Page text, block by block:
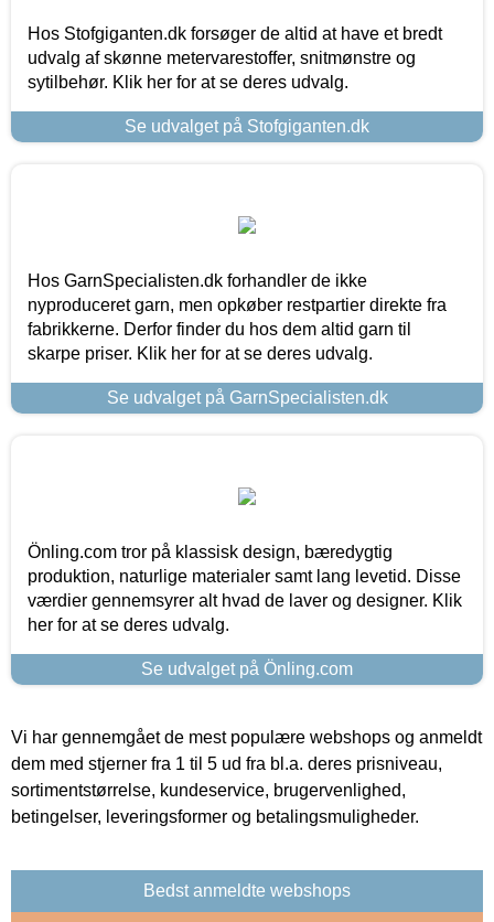
Hos Stofgiganten.dk forsøger de altid at have et bredt
udvalg af skønne metervarestoffer, snitmønstre og
sytilbehør. Klik her for at se deres udvalg.
Se udvalget på Stofgiganten.dk
Hos GarnSpecialisten.dk forhandler de ikke
nyproduceret garn, men opkøber restpartier direkte fra
fabrikkerne. Derfor finder du hos dem altid garn til
skarpe priser. Klik her for at se deres udvalg.
Se udvalget på GarnSpecialisten.dk
Önling.com tror på klassisk design, bæredygtig
produktion, naturlige materialer samt lang levetid. Disse
værdier gennemsyrer alt hvad de laver og designer. Klik
her for at se deres udvalg.
Se udvalget på Önling.com
Vi har gennemgået de mest populære webshops og anmeldt
dem med stjerner fra 1 til 5 ud fra bl.a. deres prisniveau,
sortimentstørrelse, kundeservice, brugervenlighed,
betingelser, leveringsformer og betalingsmuligheder.
Bedst anmeldte webshops